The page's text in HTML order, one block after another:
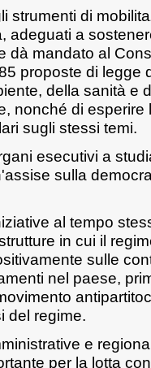
strumenti di
adeguati a
dà mandato al
proposte di legge
della sanità e
nonché di esperire
sugli stessi temi.
esecutivi a
sulla
al tempo
in cui il
sulle
nel paese,
del regime.
e
per la lotta